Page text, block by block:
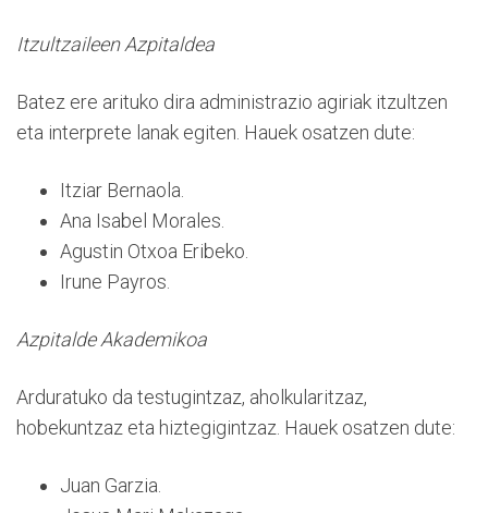
Itzultzaileen Azpitaldea
Batez ere arituko dira administrazio agiriak itzultzen
eta interprete lanak egiten. Hauek osatzen dute:
Itziar Bernaola.
Ana Isabel Morales.
Agustin Otxoa Eribeko.
Irune Payros.
Azpitalde Akademikoa
Arduratuko da testugintzaz, aholkularitzaz,
hobekuntzaz eta hiztegigintzaz. Hauek osatzen dute:
Juan Garzia.